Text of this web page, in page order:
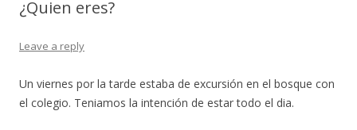
¿Quien eres?
Leave a reply
Un viernes por la tarde estaba de excursión en el bosque con
el colegio. Teniamos la intención de estar todo el dia.